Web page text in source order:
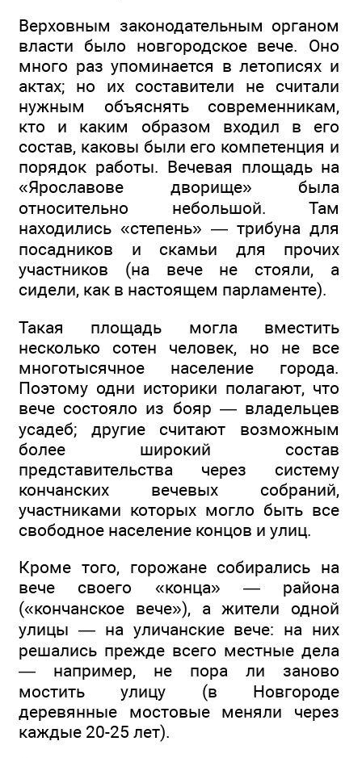
Верховным законодательным органом
власти было новгородское вече. Оно
много раз упоминается в летописях и
актах; но их составители не считали
нужным объяснять современникам,
кто и каким образом входил в его
состав, каковы были его компетенция и
порядок работы. Вечевая площадь на
«Ярославове дворище» была
относительно небольшой. Там
находились «степень» — трибуна для
посадников и скамьи для прочих
участников (на вече не стояли, а
сидели, как в настоящем парламенте).
Такая площадь могла вместить
несколько сотен человек, но не все
многотысячное население города.
Поэтому одни историки полагают, что
вече состояло из бояр — владельцев
усадеб; другие считают возможным
более широкий состав
представительства через систему
кончанских вечевых собраний,
участниками которых могло быть все
свободное население концов и улиц.
Кроме того, горожане собирались на
вече своего «конца» — района
(«кончанское вече»), а жители одной
улицы — на уличанские вече: на них
решались прежде всего местные дела
— например, не пора ли заново
мостить улицу (в Новгороде
деревянные мостовые меняли через
каждые 20-25 лет).